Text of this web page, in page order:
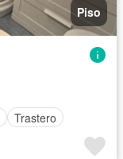
Piso
Trastero